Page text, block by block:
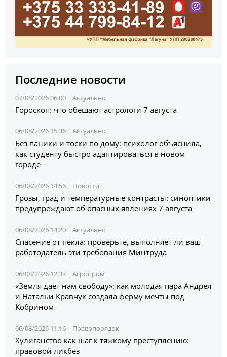
Последние новости
07/08/2026 06:00 | Актуально
Гороскоп: что обещают астрологи 7 августа
06/08/2026 15:36 | Актуально
Без паники и тоски по дому: психолог объяснила,
как студенту быстро адаптироваться в новом
городе
06/08/2026 14:56 | Новости
Грозы, град и температурные контрасты: синоптики
предупреждают об опасных явлениях 7 августа
06/08/2026 14:20 | Актуально
Спасение от пекла: проверьте, выполняет ли ваш
работодатель эти требования Минтруда
06/08/2026 12:37 | Агропром
«Земля дает нам свободу»: как молодая пара Андрея
и Натальи Кравчук создала ферму мечты под
Кобрином
06/08/2026 11:16 | Правопорядок
Хулиганство как шаг к тяжкому преступлению:
правовой ликбез